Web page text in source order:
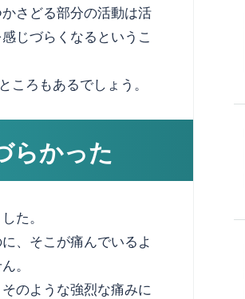
さどる部分の活動は活
じづらくなるというこ
ろもあるでしょう。
らかった
た。
、そこが痛んでいるよ
。
のような強烈な痛みに